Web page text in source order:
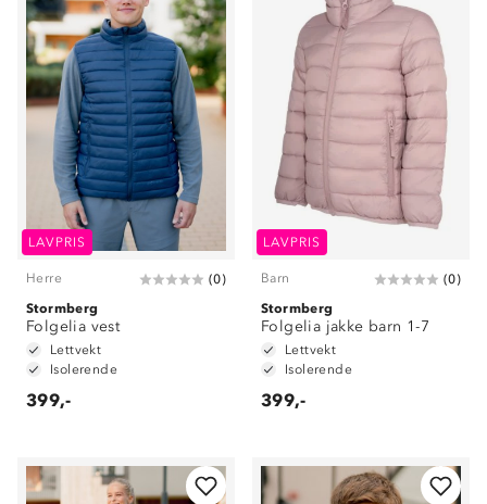
LAVPRIS
Herre (0)
Stormberg
Folgelia vest
Lettvekt
Isolerende
399,-
LAVPRIS
Barn (0)
Stormberg
Folgelia jakke barn 1-7
Lettvekt
Isolerende
399,-